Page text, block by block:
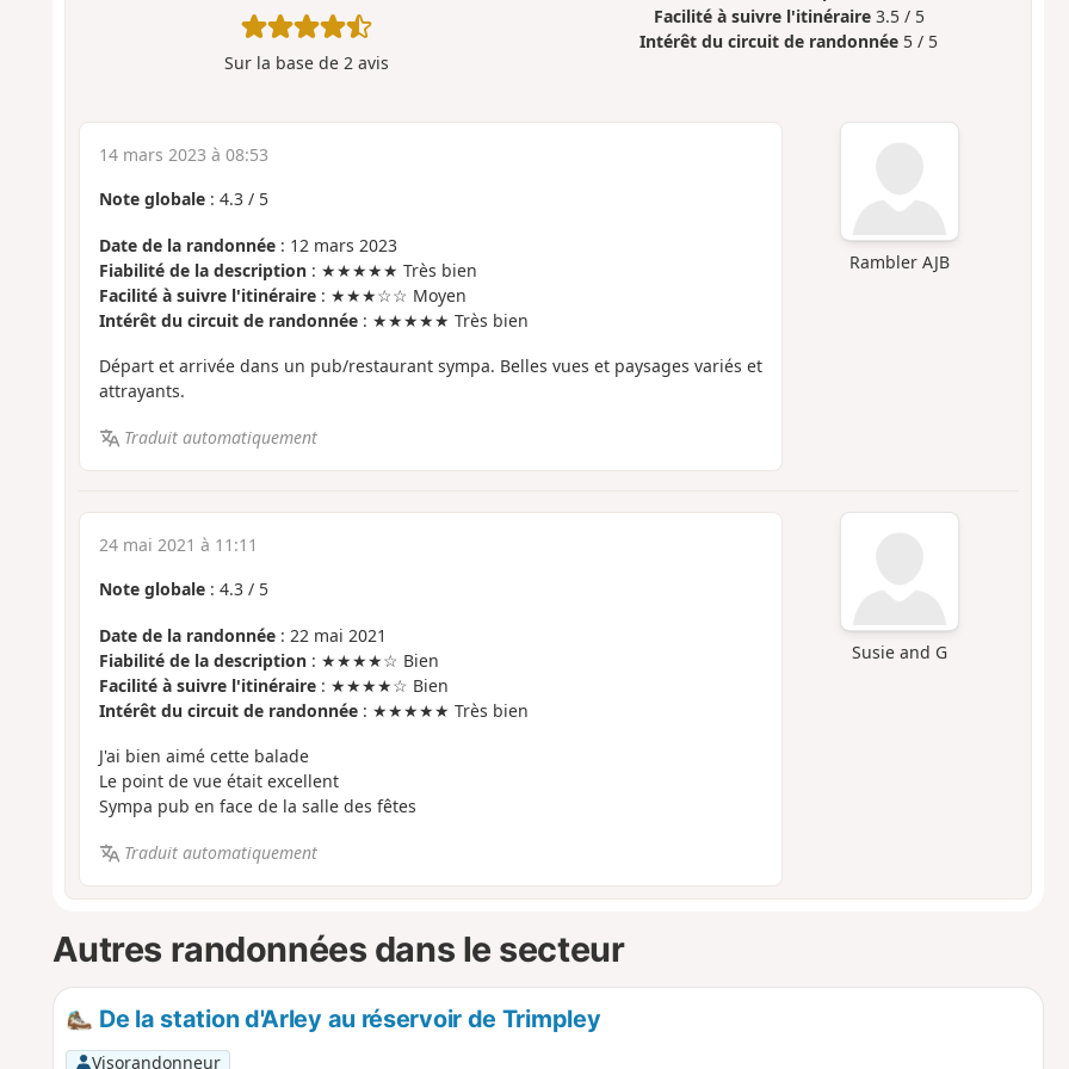
Sur la base de 2avis
Facilité à suivre l'itinéraire 3.5 / 5
Intérêt du circuit de randonnée 5 / 5
Rambler AJB
14 mars 2023 à 08:53
Note globale: 4.3/ 5
Date de la randonnée: 12 mars 2023
Fiabilité de la description: ★★★★★ Très bien
Facilité à suivre l'itinéraire: ★★★☆☆ Moyen
Intérêt du circuit de randonnée: ★★★★★ Très bien
Départ et arrivée dans un pub/restaurant sympa. Belles vues et paysages variés et
attrayants.
Traduit automatiquement
Susie and G
24 mai 2021 à 11:11
Note globale: 4.3/ 5
Date de la randonnée: 22 mai 2021
Fiabilité de la description: ★★★★☆ Bien
Facilité à suivre l'itinéraire: ★★★★☆ Bien
Intérêt du circuit de randonnée: ★★★★★ Très bien
J'ai bien aimé cette balade
Le point de vue était excellent
Sympa pub en face de la salle des fêtes
Traduit automatiquement
Autres randonnées dans le secteur
De la station d'Arley au réservoir de Trimpley
Visorandonneur